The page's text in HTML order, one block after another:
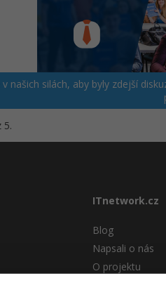
našich silách, aby byly zdejší
5.
ITnetwork.cz
Blog
Napsali o nás
O projektu